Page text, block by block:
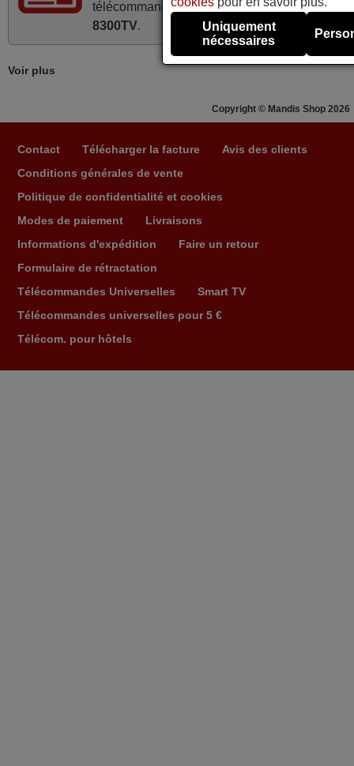
Alain,
FRANCE
Mario,
AUTRICHE
Ravie de voir que ma commande effectuée a 13h30est
deja traitée et expédiée Je vous en remercie d’avance
et attend la réception Encore merci
télécommande équivalente de laTrevi SB
8300TV.
Voir plus
Copyright © Mandis Shop 2026
Contact Télécharger la facture
Avis des clients
Conditions générales de vente
Politique de confidentialité et cookies
Modes de paiement
Livraisons
Informations d'expédition
Faire un retour
Formulaire de rétractation
Télécommandes Universelles
Smart TV
Télécommandes universelles pour 5 €
Télécom. pour hôtels
Uniquement
nécessaires